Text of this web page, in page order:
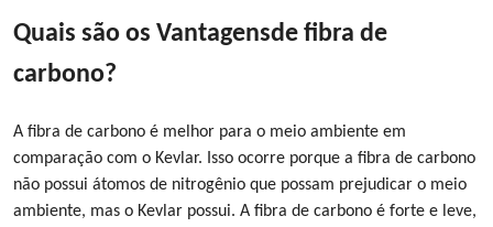
Quais são os Vantagensde fibra de
carbono?
A fibra de carbono é melhor para o meio ambiente em
comparação com o Kevlar. Isso ocorre porque a fibra de carbono
não possui átomos de nitrogênio que possam prejudicar o meio
ambiente, mas o Kevlar possui. A fibra de carbono é forte e leve,